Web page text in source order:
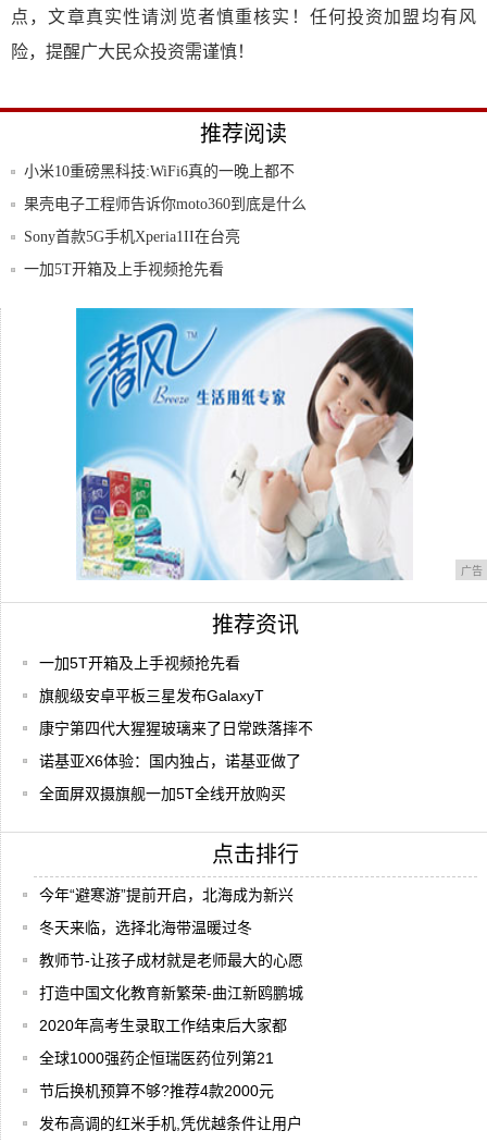
点，文章真实性请浏览者慎重核实！任何投资加盟均有风
险，提醒广大民众投资需谨慎！
推荐阅读
小米10重磅黑科技:WiFi6真的一晚上都不
果壳电子工程师告诉你moto360到底是什么
Sony首款5G手机Xperia1II在台亮
一加5T开箱及上手视频抢先看
酷派助力联通,打造最“安全手机”
广告
推荐资讯
一加5T开箱及上手视频抢先看
旗舰级安卓平板三星发布GalaxyT
康宁第四代大猩猩玻璃来了日常跌落摔不
诺基亚X6体验：国内独占，诺基亚做了
全面屏双摄旗舰一加5T全线开放购买
点击排行
今年“避寒游”提前开启，北海成为新兴
冬天来临，选择北海带温暖过冬
教师节-让孩子成材就是老师最大的心愿
打造中国文化教育新繁荣-曲江新鸥鹏城
2020年高考生录取工作结束后大家都
全球1000强药企恒瑞医药位列第21
节后换机预算不够?推荐4款2000元
发布高调的红米手机,凭优越条件让用户